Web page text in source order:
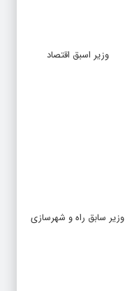
وزیر اسبق اقتصاد
وزیر سابق راه و شهرسازی